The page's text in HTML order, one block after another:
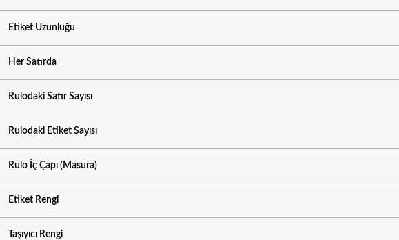
Etiket Uzunluğu
Her Satırda
Rulodaki Satır Sayısı
Rulodaki Etiket Sayısı
Rulo İç Çapı (Masura)
Etiket Rengi
Taşıyıcı Rengi